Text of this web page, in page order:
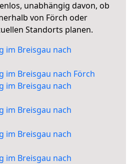
unabhängig davon, ob
von Förch oder
Standorts planen.
im Breisgau nach
im Breisgau nach Förch
im Breisgau nach
im Breisgau nach
im Breisgau nach
im Breisgau nach